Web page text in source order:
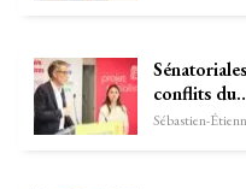
conflits